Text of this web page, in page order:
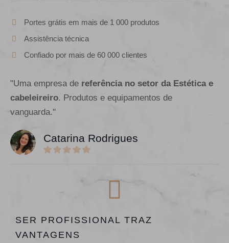
Portes grátis em mais de 1 000 produtos
Assistência técnica
Confiado por mais de 60 000 clientes
"Uma empresa de referência no setor da Estética e
cabeleireiro. Produtos e equipamentos de
vanguarda."
Catarina Rodrigues
SER PROFISSIONAL TRAZ
VANTAGENS